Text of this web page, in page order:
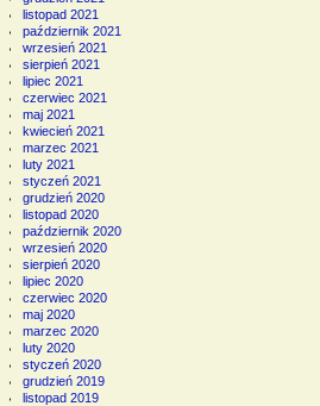
listopad 2021
październik 2021
wrzesień 2021
sierpień 2021
lipiec 2021
czerwiec 2021
maj 2021
kwiecień 2021
marzec 2021
luty 2021
styczeń 2021
grudzień 2020
listopad 2020
październik 2020
wrzesień 2020
sierpień 2020
lipiec 2020
czerwiec 2020
maj 2020
marzec 2020
luty 2020
styczeń 2020
grudzień 2019
listopad 2019